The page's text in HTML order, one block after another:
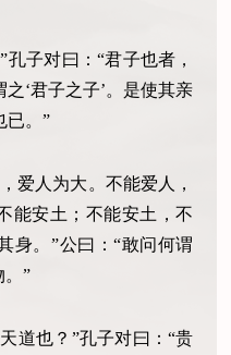
子对曰：“君子也者，
‘君子之子’。是使其亲
已。”
爱人为大。不能爱人，
能安土；不能安土，不
身。”公曰：“敢问何谓
。”
道也？”孔子对曰：“贵